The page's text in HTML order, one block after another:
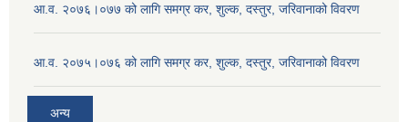
आ.व. २०७६।०७७ को लागि समग्र कर, शुल्क, दस्तुर, जरिवानाको विवरण
आ.व. २०७५।०७६ को लागि समग्र कर, शुल्क, दस्तुर, जरिवानाको विवरण
अन्य